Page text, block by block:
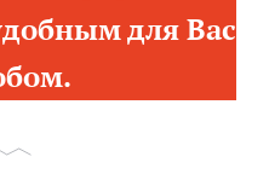
для Вас